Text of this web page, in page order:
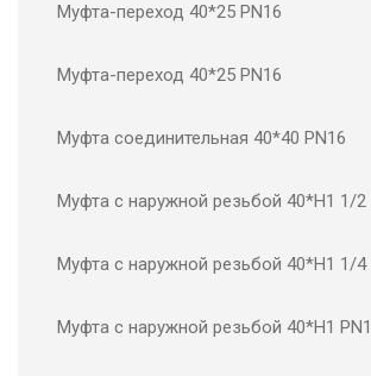
Муфта-переход 40*25 PN16
Муфта-переход 40*25 PN16
Муфта соединительная 40*40 PN16
Муфта с наружной резьбой 40*Н1 1/2
Муфта с наружной резьбой 40*Н1 1/4
Муфта с наружной резьбой 40*Н1